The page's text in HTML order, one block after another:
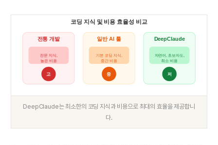
코딩 지식 및 비용 효율성 비교
전통 개발
전문 지식,
높은 비용
고
일반 AI 툴
기본 코딩 지식,
중간 비용
중
DeepClaude
자연어, 초보자도,
최소 비용
저
DeepClaude는 최소한의 코딩 지식과 비용으로 최대의 효율을 제공합니
다.